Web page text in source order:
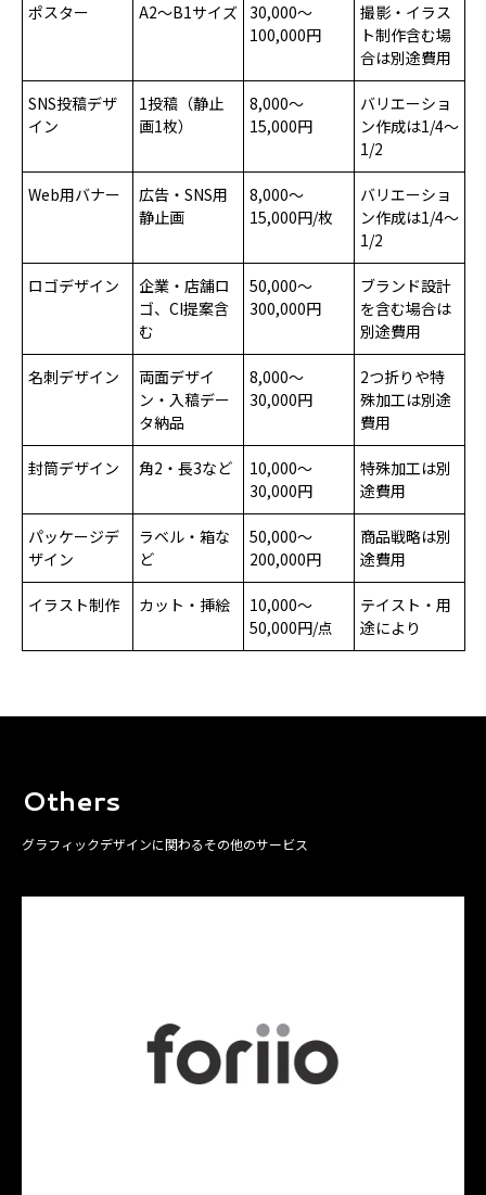
ポスター A2〜B1サイズ 30,000〜
100,000円
撮影・イラス
ト制作含む場
合は別途費用
SNS投稿デザ
イン
1投稿（静止
画1枚）
8,000〜
15,000円
バリエーショ
ン作成は1/4〜
1/2
Web用バナー
広告・SNS用
静止画
8,000〜
15,000円/枚
バリエーショ
ン作成は1/4〜
1/2
ロゴデザイン
企業・店舗ロ
ゴ、CI提案含
む
50,000〜
300,000円
ブランド設計
を含む場合は
別途費用
名刺デザイン
両面デザイ
ン・入稿デー
タ納品
8,000〜
30,000円
2つ折りや特
殊加工は別途
費用
封筒デザイン 角2・長3など
10,000〜
30,000円
特殊加工は別
途費用
パッケージデ
ザイン
ラベル・箱な
ど
50,000〜
200,000円
商品戦略は別
途費用
イラスト制作 カット・挿絵
10,000〜
50,000円/点
テイスト・用
途により
Others
グラフィックデザインに関わるその他のサービス